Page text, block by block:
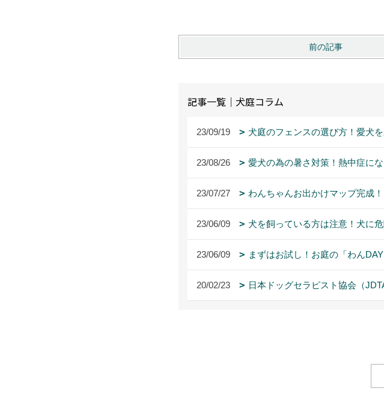
前の記事
記事一覧｜犬庭コラム
23/09/19 犬庭のフェンスの選び方！愛犬
23/08/26 愛犬の為の暑さ対策！熱中症に
23/07/27 わんちゃんお出かけマップ完成！
23/06/09 犬を飼っている方は注意！犬に
23/06/09 まずはお試し！お庭の「わん
20/02/23 日本ドッグセラピスト協会（